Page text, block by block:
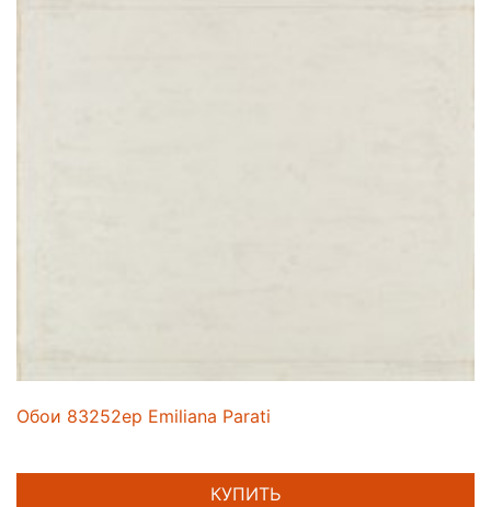
Обои 83252ep Emiliana Parati
КУПИТЬ